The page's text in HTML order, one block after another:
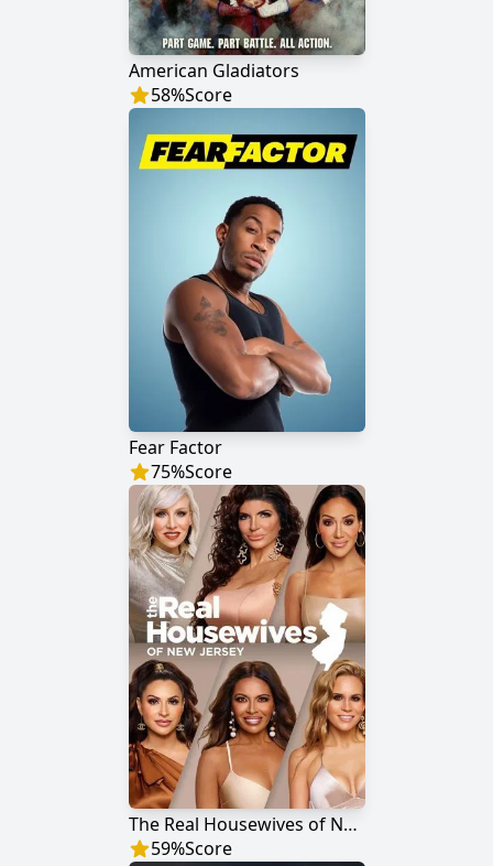
American Gladiators
58%Score
Fear Factor
75%Score
The Real Housewives of New Jersey
59%Score